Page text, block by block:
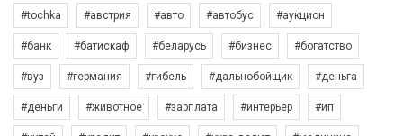
#tochka #австрия #авто #автобус #аукцион
#банк #батискаф #беларусь #бизнес #богатство
#вуз #германия #гибель #дальнобойщик #деньга
#деньги #животное #зарплата #интерьер #ип